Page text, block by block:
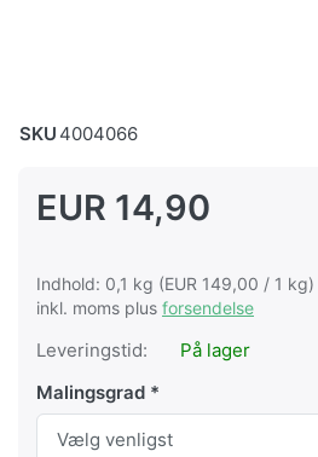
SKU 4004066
EUR 14,90
Indhold: 0,1 kg (EUR 149,00 / 1 kg)
inkl. moms plus forsendelse
Leveringstid:
På lager
Malingsgrad